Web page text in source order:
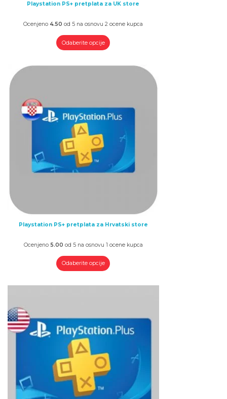
Playstation PS+ pretplata za UK store
Ocenjeno4.50 od 5 na osnovu2 ocene kupca
Odaberite opcije
Playstation PS+ pretplata za Hrvatski store
Ocenjeno 5.00 od 5 na osnovu 1 ocene kupca
Odaberite opcije